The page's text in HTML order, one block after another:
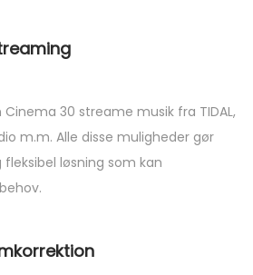
30 streame musik fra TIDAL,
m.m. Alle disse muligheder gør
løsning som kan